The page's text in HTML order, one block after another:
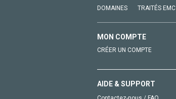
DOMAINES TRAITÉS EMC
MON COMPTE
CRÉER UN COMPTE
AIDE & SUPPORT